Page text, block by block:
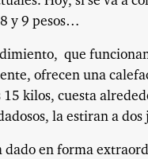
y 9 pesos…
que
ofrecen una
15 kilos, cuesta
la estiran a dos
dado en forma